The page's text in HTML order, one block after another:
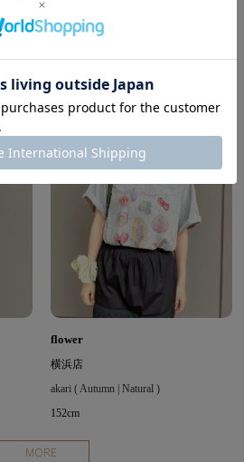
seino ( Summer | Wave )
flower
横浜店
akari ( Autumn | Natural )
152cm
MORE